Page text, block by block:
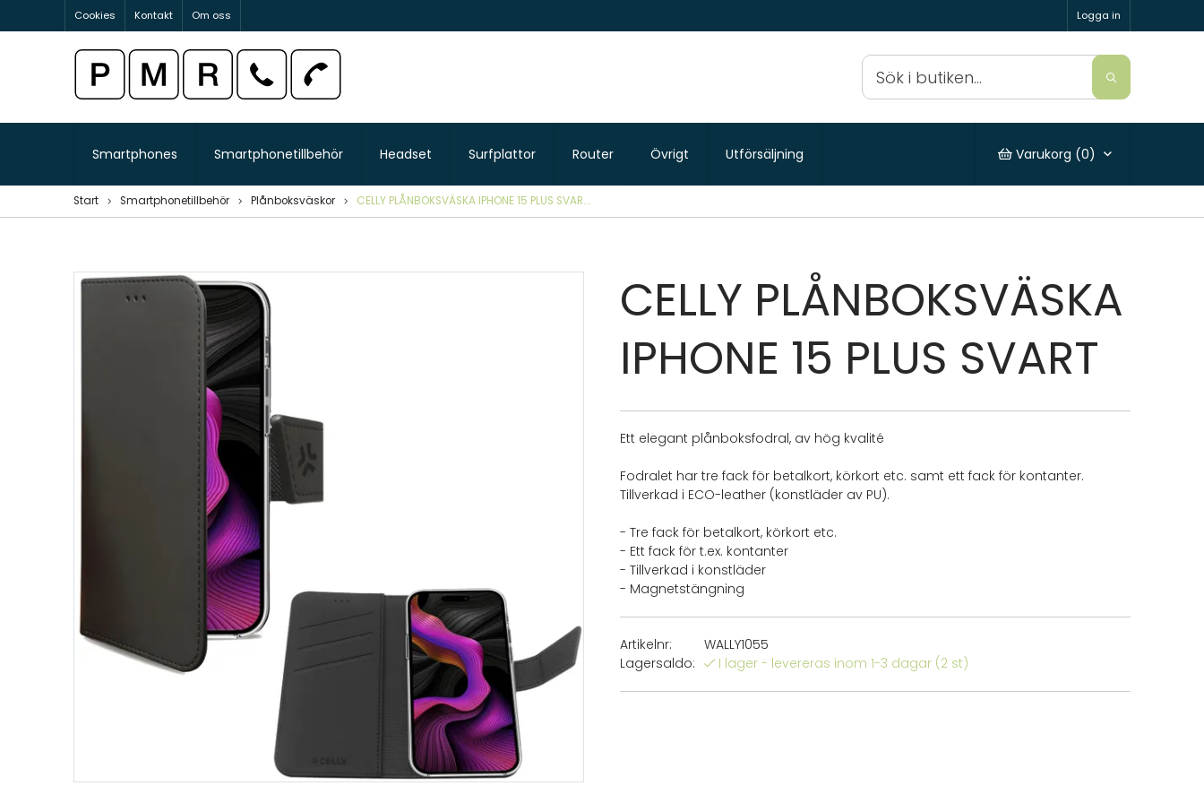
Cookies Kontakt Om oss Logga in
Smartphones Smartphonetillbehör Headset Surfplattor Router Övrigt Utförsäljning Varukorg (0)
Start Smartphonetillbehör Plånboksväskor CELLY PLÅNBOKSVÄSKA IPHONE 15 PLUS SVAR...
CELLY PLÅNBOKSVÄSKA
IPHONE 15 PLUS SVART
Ett elegant plånboksfodral, av hög kvalité
Fodralet har tre fack för betalkort, körkort etc. samt ett fack för kontanter.
Tillverkad i ECO-leather (konstläder av PU).
- Tre fack för betalkort, körkort etc.
- Ett fack för t.ex. kontanter
- Tillverkad i konstläder
- Magnetstängning
Artikelnr:
WALLY1055
Lagersaldo:
I lager - levereras inom 1-3 dagar (2 st)